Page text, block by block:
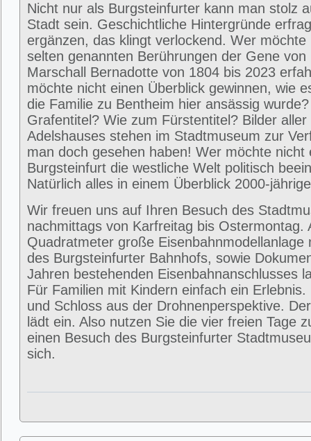
Nicht nur als Burgsteinfurter kann man stolz
Stadt sein. Geschichtliche Hintergründe
ergänzen, das klingt verlockend. Wer möchte
selten genannten Berührungen der Gene von
Marschall Bernadotte von 1804 bis 2023
möchte nicht einen Überblick gewinnen, wie
die Familie zu Bentheim hier ansässig
Grafentitel? Wie zum Fürstentitel? Bilder
Adelshauses stehen im Stadtmuseum zur
man doch gesehen haben! Wer möchte nicht
Burgsteinfurt die westliche Welt politisch
Natürlich alles in einem Überblick 2000-
Wir freuen uns auf Ihren Besuch des
nachmittags von Karfreitag bis Ostermontag.
Quadratmeter große Eisenbahnmodellanlage
des Burgsteinfurter Bahnhofs, sowie
Jahren bestehenden Eisenbahnanschlusses
Für Familien mit Kindern einfach ein
und Schloss aus der Drohnenperspektive.
lädt ein. Also nutzen Sie die vier freien Tage
einen Besuch des Burgsteinfurter
sich.